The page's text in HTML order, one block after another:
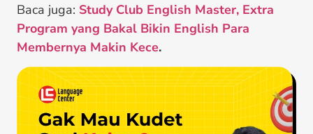
Baca juga: Study Club English Master, Extra
Program yang Bakal Bikin English Para
Membernya Makin Kece.